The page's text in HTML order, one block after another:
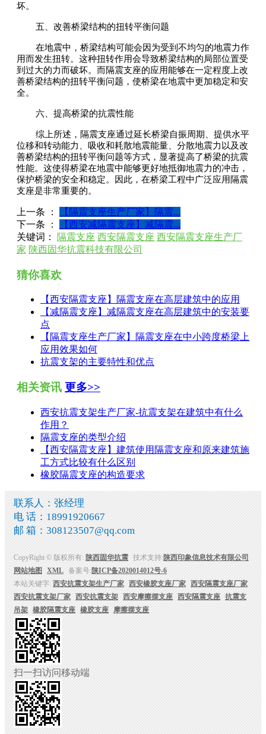
坏。
五、改善桥梁结构的扭转平衡问题
在地震中，桥梁结构可能会因为受到不均匀的地震力作
用而发生扭转。这种扭转作用会导致桥梁结构的局部位置受
到过大的力而破坏。而隔震支座的应用能够在一定程度上改
善桥梁结构的扭转平衡问题，使桥梁在地震中更加稳定和安
全。
六、提高桥梁的抗震性能
综上所述，隔震支座通过延长桥梁自振周期、提供水平
位移和转动能力、吸收和耗散地震能量、分散地震力以及改
善桥梁结构的扭转平衡问题等方式，显著提高了桥梁的抗震
性能。这使得桥梁在地震中能够更好地抵御地震力的冲击，
保护桥梁的安全和稳定。因此，在桥梁工程中广泛应用隔震
支座是非常重要的。
上一条 ：
【隔震支座生产厂家】隔震...
下一条 ：
【西安减隔震支座】减隔震...
关键词：
隔震支座 西安隔震支座 西安隔震支座生产厂
家 陕西固华抗震科技有限公司
猜你喜欢
【西安隔震支座】隔震支座在高层建筑中的应用
【减隔震支座】减隔震支座在高层建筑中的安装要
点
【隔震支座生产厂家】隔震支座在中小跨度桥梁上
应用效果如何
抗震支架的主要特性和优点
相关资讯 更多>>
西安抗震支架生产厂家-抗震支架在建筑中有什么
作用？
隔震支座的类型介绍
【西安隔震支座】建筑使用隔震支座和原来建筑施
工方式比较有什么区别
橡胶隔震支座的构造要求
联系人：张经理
电 话：18991920667
邮 箱：308123507@qq.com
CopyRight © 版权所有: 陕西固华抗震 技术支持:陕西印象信息技术有限公司
网站地图
XML 备案号:陕ICP备2020014012号-6
本站关键字: 西安抗震支架生产厂家 西安橡胶支座厂家 西安隔震支座厂家
西安抗震支架厂家 西安抗震支架 西安摩擦摆支座 西安隔震支座 抗震支
吊架 橡胶隔震支座 橡胶支座 摩擦摆支座
扫一扫访问移动端